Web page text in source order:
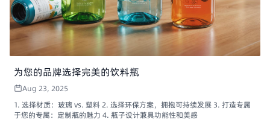
为您的品牌选择完美的饮料瓶
Aug 23, 2025
1. 选择材质：玻璃 vs. 塑料 2. 选择环保方案，拥抱可持续发展 3. 打造专属
于您的专属：定制瓶的魅力 4. 瓶子设计兼具功能性和美感